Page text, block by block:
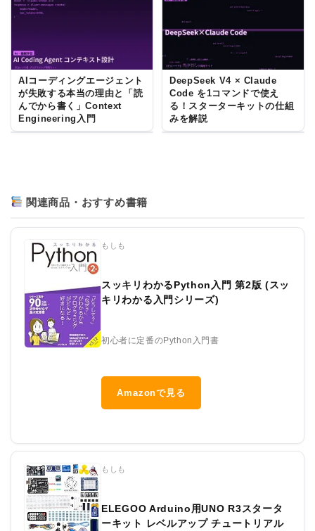
AIコーディングエージェント
が失敗する本当の理由と「読
んでから書く」Context
Engineering入門
DeepSeek V4 × Claude
Code を1コマンドで使え
る！スターターキットの仕組
みを解説
関連商品・おすすめ書籍
もしも
スッキリわかるPython入門 第2版 (スッ
キリわかる入門シリーズ)
初心者に定番のPython入門書
Amazonで見る
もしも
ELEGOO Arduino用UNO R3スタータ
ーキット レベルアップ チュートリアル